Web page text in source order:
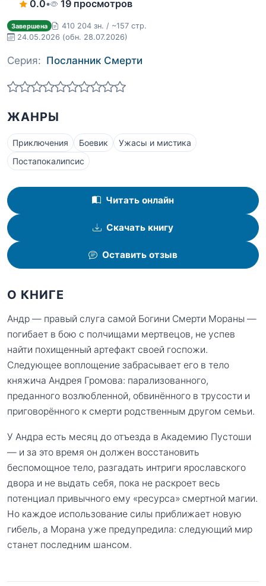
0.0• 19 просмотров
Завершена
410 204 зн. / ~157 стр.
24.05.2026 (обн. 28.07.2026)
Серия: Посланник Смерти
ЖАНРЫ
Приключения Боевик
Ужасы и мистика
Постапокалипсис
Читать онлайн
Скачать книгу
Оставить отзыв
О КНИГЕ
Андр — правый слуга самой Богини Смерти Мораны —
погибает в бою с полчищами мертвецов, не успев
найти похищенный артефакт своей госпожи.
Следующее воплощение забрасывает его в тело
княжича Андрея Громова: парализованного,
преданного возлюбленной, обвинённого в трусости и
приговорённого к смерти родственным другом семьи.
У Андра есть месяц до отъезда в Академию Пустоши
— и за это время он должен восстановить
беспомощное тело, разгадать интриги ярославского
двора и не выдать себя, пока не раскроет весь
потенциал привычного ему «ресурса» смертной магии.
Но каждое использование силы приближает новую
гибель, а Морана уже предупредила: следующий мир
станет последним шансом.